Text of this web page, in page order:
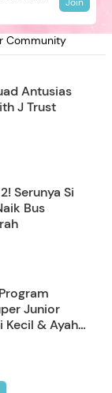
Community
Antusias
J Trust
Serunya Si
Bus
Junior
Kecil & Ayah